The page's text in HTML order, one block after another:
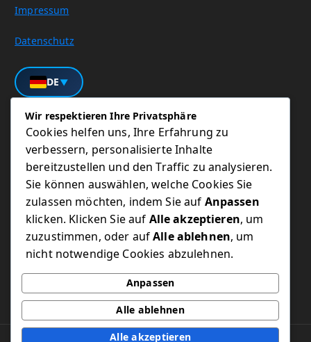
Impressum
Datenschutz
DE▼
Unser Service
IT Sorglos Pakete
Wordpress
IT Notdienst
Kundenportal
Wir respektieren Ihre Privatsphäre
Cookies helfen uns, Ihre Erfahrung zu
verbessern, personalisierte Inhalte
bereitzustellen und den Traffic zu analysieren.
Sie können auswählen, welche Cookies Sie
zulassen möchten, indem Sie auf Anpassen
klicken. Klicken Sie auf Alle akzeptieren, um
zuzustimmen, oder aufAlle ablehnen, um
nicht notwendige Cookies abzulehnen.
Anpassen
Alle ablehnen
Alle akzeptieren